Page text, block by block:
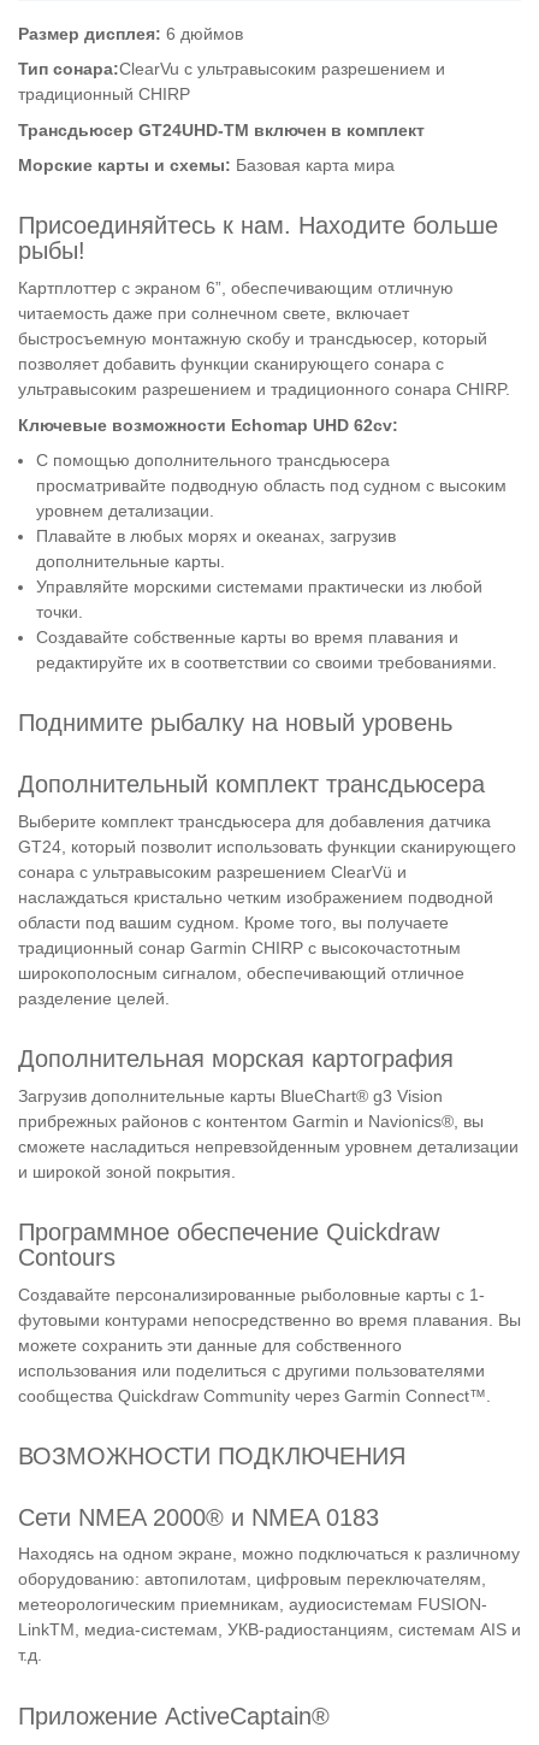
Размер дисплея: 6 дюймов
Тип сонара:ClearVu с ультравысоким разрешением и
традиционный CHIRP
Трансдьюсер GT24UHD-TM включен в комплект
Морские карты и схемы: Базовая карта мира
Присоединяйтесь к нам. Находите больше
рыбы!
Картплоттер с экраном 6”, обеспечивающим отличную
читаемость даже при солнечном свете, включает
быстросъемную монтажную скобу и трансдьюсер, который
позволяет добавить функции сканирующего сонара с
ультравысоким разрешением и традиционного сонара CHIRP.
Ключевые возможности Echomap UHD 62cv:
С помощью дополнительного трансдьюсера
просматривайте подводную область под судном с высоким
уровнем детализации.
Плавайте в любых морях и океанах, загрузив
дополнительные карты.
Управляйте морскими системами практически из любой
точки.
Создавайте собственные карты во время плавания и
редактируйте их в соответствии со своими требованиями.
Поднимите рыбалку на новый уровень
Дополнительный комплект трансдьюсера
Выберите комплект трансдьюсера для добавления датчика
GT24, который позволит использовать функции сканирующего
сонара с ультравысоким разрешением ClearVü и
наслаждаться кристально четким изображением подводной
области под вашим судном. Кроме того, вы получаете
традиционный сонар Garmin CHIRP с высокочастотным
широкополосным сигналом, обеспечивающий отличное
разделение целей.
Дополнительная морская картография
Загрузив дополнительные карты BlueChart® g3 Vision
прибрежных районов с контентом Garmin и Navionics®, вы
сможете насладиться непревзойденным уровнем детализации
и широкой зоной покрытия.
Программное обеспечение Quickdraw
Contours
Создавайте персонализированные рыболовные карты с 1-
футовыми контурами непосредственно во время плавания. Вы
можете сохранить эти данные для собственного
использования или поделиться с другими пользователями
сообщества Quickdraw Community через Garmin Connect™.
ВОЗМОЖНОСТИ ПОДКЛЮЧЕНИЯ
Сети NMEA 2000® и NMEA 0183
Находясь на одном экране, можно подключаться к различному
оборудованию: автопилотам, цифровым переключателям,
метеорологическим приемникам, аудиосистемам FUSION-
LinkTM, медиа-системам, УКВ-радиостанциям, системам AIS и
т.д.
Приложение ActiveCaptain®